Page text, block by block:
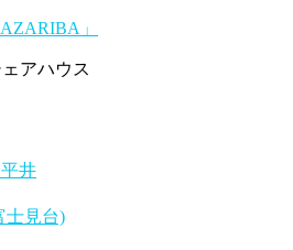
」
アハウス
井
士見台)